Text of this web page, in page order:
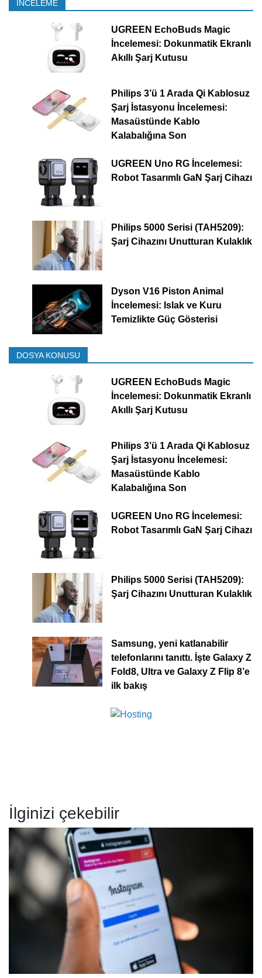
İNCELEME
UGREEN EchoBuds Magic
İncelemesi: Dokunmatik Ekranlı
Akıllı Şarj Kutusu
Philips 3’ü 1 Arada Qi Kablosuz
Şarj İstasyonu İncelemesi:
Masaüstünde Kablo
Kalabalığına Son
UGREEN Uno RG İncelemesi:
Robot Tasarımlı GaN Şarj Cihazı
Philips 5000 Serisi (TAH5209):
Şarj Cihazını Unutturan Kulaklık
Dyson V16 Piston Animal
İncelemesi: Islak ve Kuru
Temizlikte Güç Gösterisi
DOSYA KONUSU
UGREEN EchoBuds Magic
İncelemesi: Dokunmatik Ekranlı
Akıllı Şarj Kutusu
Philips 3’ü 1 Arada Qi Kablosuz
Şarj İstasyonu İncelemesi:
Masaüstünde Kablo
Kalabalığına Son
UGREEN Uno RG İncelemesi:
Robot Tasarımlı GaN Şarj Cihazı
Philips 5000 Serisi (TAH5209):
Şarj Cihazını Unutturan Kulaklık
Samsung, yeni katlanabilir
telefonlarını tanıttı. İşte Galaxy Z
Fold8, Ultra ve Galaxy Z Flip 8’e
ilk bakış
İlginizi çekebilir